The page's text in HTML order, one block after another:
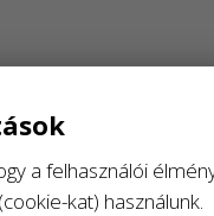
a felhasználói
kat) használunk.